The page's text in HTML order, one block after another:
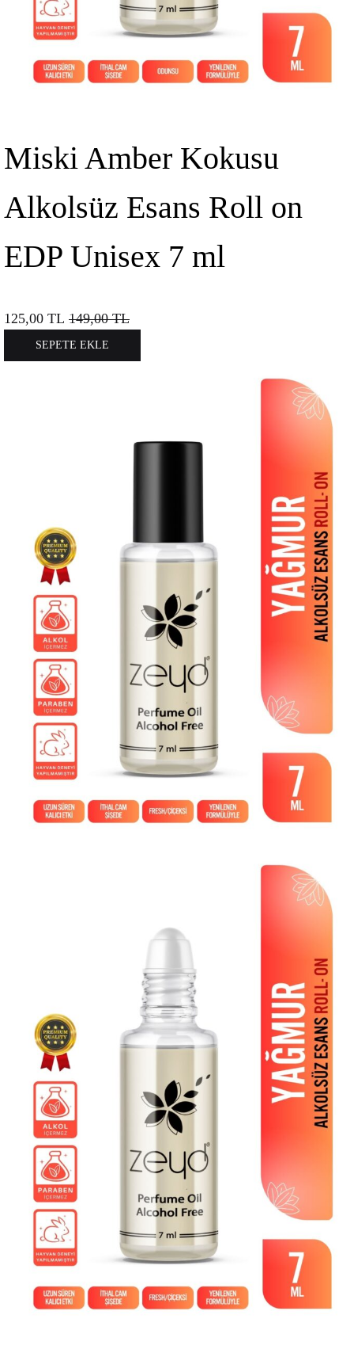
Miski Amber Kokusu
Alkolsüz Esans Roll on
EDP Unisex 7 ml
125,00 TL 149,00TL
SEPETE EKLE